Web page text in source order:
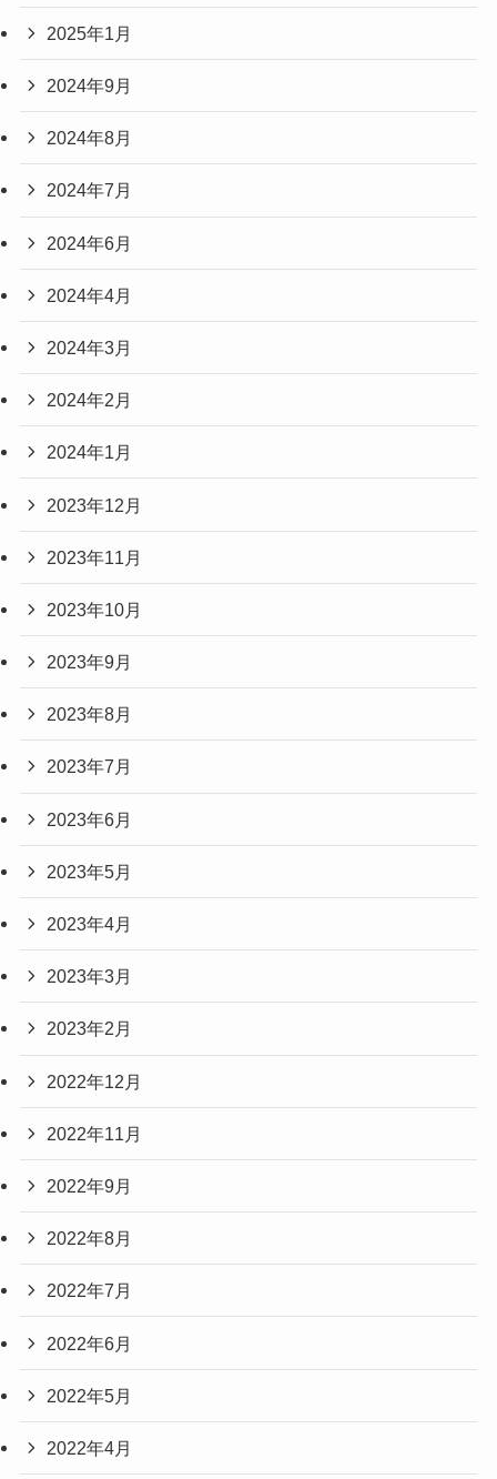
2025年1月
2024年9月
2024年8月
2024年7月
2024年6月
2024年4月
2024年3月
2024年2月
2024年1月
2023年12月
2023年11月
2023年10月
2023年9月
2023年8月
2023年7月
2023年6月
2023年5月
2023年4月
2023年3月
2023年2月
2022年12月
2022年11月
2022年9月
2022年8月
2022年7月
2022年6月
2022年5月
2022年4月